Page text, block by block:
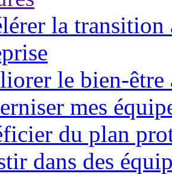
la
le bien-être
mes
du plan
dans des